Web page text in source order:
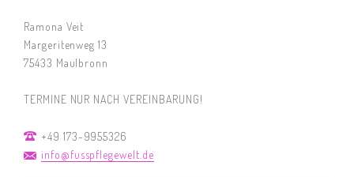
Ramona Veit
Margeritenweg 13
75433 Maulbronn
TERMINE NUR NACH VEREINBARUNG!
+49 173-9955326
info@fusspflegewelt.de